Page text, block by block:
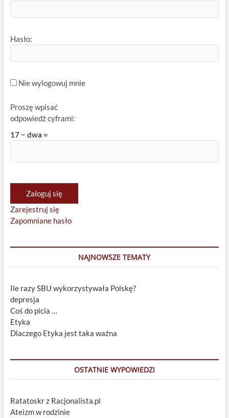
Hasło:
Nie wylogowuj mnie
Proszę wpisać
odpowiedź cyframi:
17 − dwa =
Zaloguj się
Zarejestruj się
Zapomniane hasło
NAJNOWSZE TEMATY
Ile razy SBU wykorzystywała Polskę?
depresja
Coś do picia …
Etyka
Dlaczego Etyka jest taka ważna
OSTATNIE WYPOWIEDZI
Ratatoskr z Racjonalista.pl
Ateizm w rodzinie